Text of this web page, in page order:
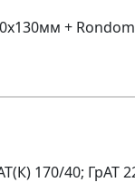
+
170/40; ГрАТ